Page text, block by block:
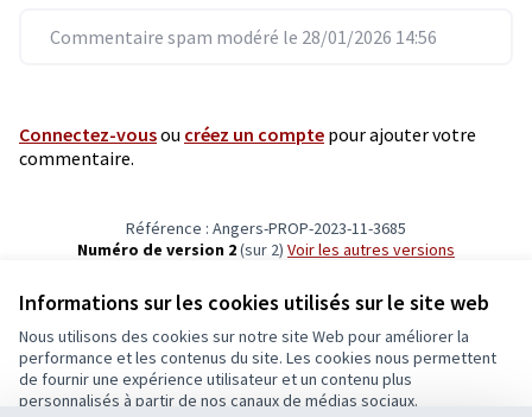
Informations sur les cookies utilisés sur le site web
Nous utilisons des cookies sur notre site Web pour améliorer la
performance et les contenus du site. Les cookies nous permettent
de fournir une expérience utilisateur et un contenu plus
personnalisés à partir de nos canaux de médias sociaux.
Commentaire spam modéré le 28/01/2026 14:56
Connectez-vousou créez un compte pour ajouter votre
commentaire.
Référence : Angers-PROP-2023-11-3685
Numéro de version 2(sur 2)
voir les autres versions
Conditions d'utilisation
Paramètres des cookies
Ecrivons Angers sur X
Ecrivons Angers sur Facebook